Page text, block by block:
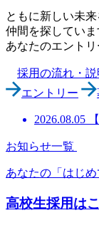
ともに新しい未来
仲間を探していま
あなたのエントリ
採用の流れ・
エントリー
2026.08.05
お知らせ一覧
あなたの「はじめ
高校生採用は